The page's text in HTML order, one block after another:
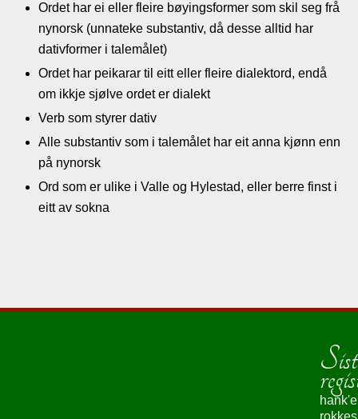
Ordet har ei eller fleire bøyingsformer som skil seg frå
nynorsk (unnateke substantiv, då desse alltid har
dativformer i talemålet)
Ordet har peikarar til eitt eller fleire dialektord, endå
om ikkje sjølve ordet er dialekt
Verb som styrer dativ
Alle substantiv som i talemålet har eit anna kjønn enn
på nynorsk
Ord som er ulike i Valle og Hylestad, eller berre finst i
eitt av sokna
hank'e